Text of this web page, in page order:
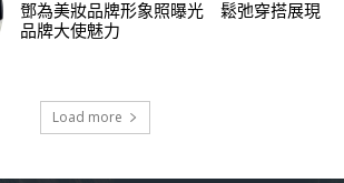
鄧為美妝品牌形象照曝光 鬆弛穿搭展現
品牌大使魅力
Load more